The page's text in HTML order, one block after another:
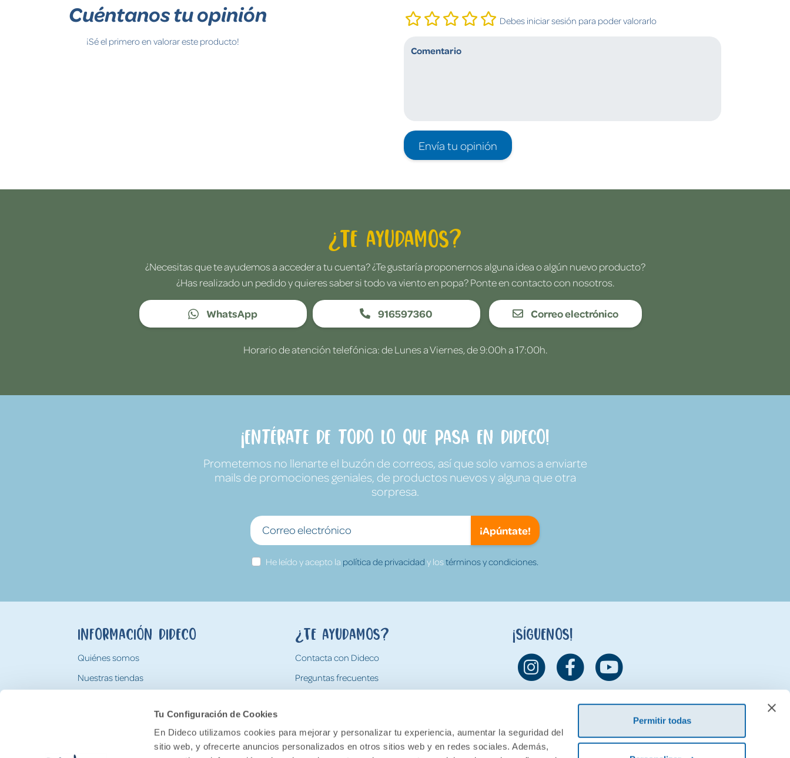
Tu Configuración de Cookies
En Dideco utilizamos cookies para mejorar y personalizar tu experiencia, aumentar la seguridad del
sitio web, y ofrecerte anuncios personalizados en otros sitios web y en redes sociales. Además,
Permitir todas
Cuéntanos tu opinión
¡Sé el primero en valorar este producto!
Debes iniciar sesión para poder valorarlo
Envía tu opinión
¿Te ayudamos?
¿Necesitas que te ayudemos a acceder a tu cuenta? ¿Te gustaría proponernos alguna idea o algún nuevo producto?
¿Has realizado un pedido y quieres saber si todo va viento en popa? Ponte en contacto con nosotros.
WhatsApp 916597360 Correo electrónico
Horario de atención telefónica: de Lunes a Viernes, de 9:00h a 17:00h.
¡Entérate de todo lo que pasa en Dideco!
Prometemos no llenarte el buzón de correos, así que solo vamos a enviarte
mails de promociones geniales, de productos nuevos y alguna que otra
sorpresa.
¡Apúntate!
He leído y acepto la política de privacidad y lostérminos y condiciones.
Información Dideco
Quiénes somos
Nuestras tiendas
Tarjeta Regalo Dideco
¿Te ayudamos?
Contacta con Dideco
Preguntas frecuentes
Devoluciones
¡Síguenos!